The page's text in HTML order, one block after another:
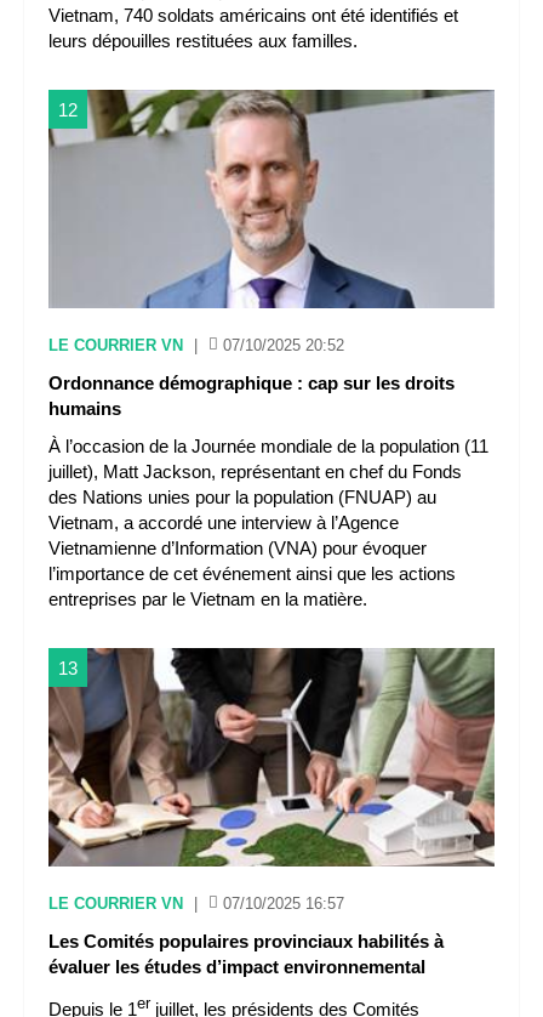
Vietnam, 740 soldats américains ont été identifiés et
leurs dépouilles restituées aux familles.
12
LE COURRIER VN 07/10/2025 20:52
Ordonnance démographique : cap sur les droits
humains
À l’occasion de la Journée mondiale de la population (11
juillet), Matt Jackson, représentant en chef du Fonds
des Nations unies pour la population (FNUAP) au
Vietnam, a accordé une interview à l’Agence
Vietnamienne d’Information (VNA) pour évoquer
l’importance de cet événement ainsi que les actions
entreprises par le Vietnam en la matière.
13
LE COURRIER VN 07/10/2025 16:57
Les Comités populaires provinciaux habilités à
évaluer les études d’impact environnemental
Depuis le 1er juillet, les présidents des Comités